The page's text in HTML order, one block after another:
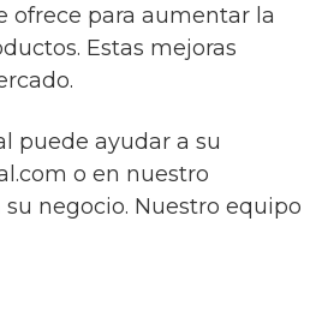
ofrece para aumentar la
Estas mejoras
puede ayudar a su
o en nuestro
negocio. Nuestro equipo